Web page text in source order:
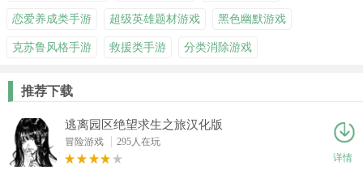
恋爱养成类手游 超级英雄题材游戏 黑色幽默游戏
克苏鲁风格手游 救援类手游 分类消除游戏
推荐下载
逃离园区绝望求生之旅汉化版
冒险游戏
295人在玩
详情